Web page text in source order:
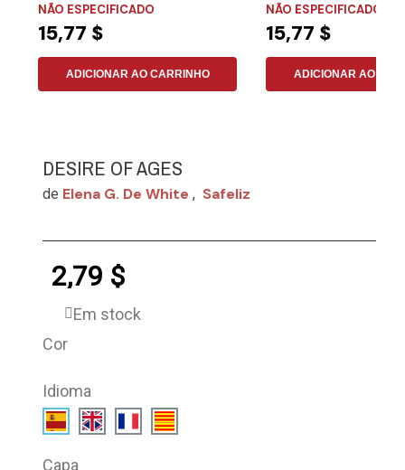
NÃO ESPECIFICADO
15,77 $
ADICIONAR AO CARRINHO
NÃO ESPECIFICADO
15,77 $
ADICIONAR AO
DESIRE OF AGES
de Elena G. De White , Safeliz
2,79 $
Em stock
Cor
Idioma
Capa